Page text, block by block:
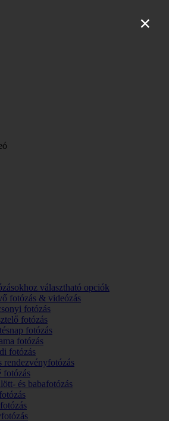
választható opciók
fotózás & videózás
fotózás
fotózás
fotózás
fotózás
fotózás
rendezvényfotózás
fotózás
és babafotózás
×